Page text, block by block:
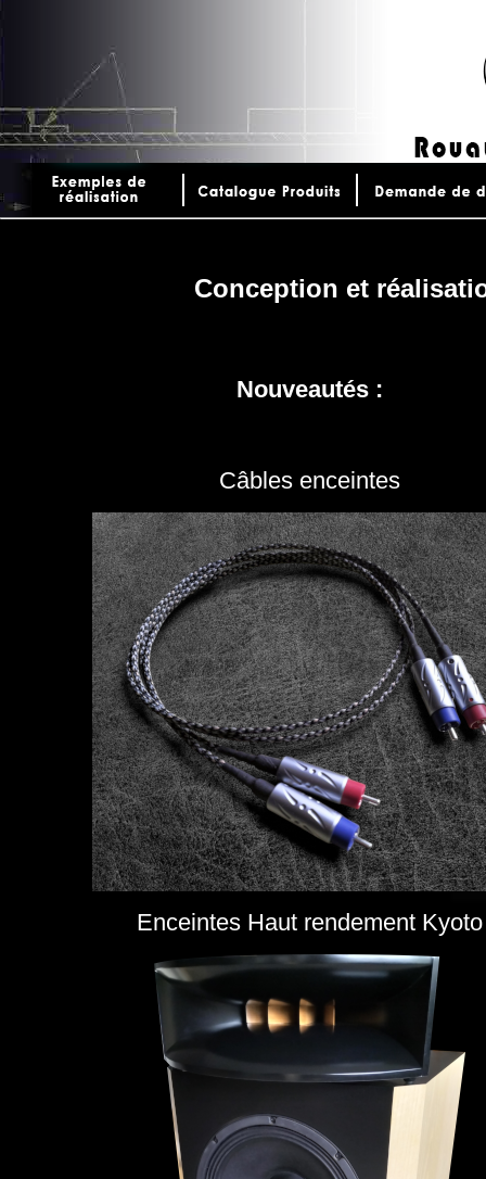
Conception et
Nouveautés :
Câbles enceintes
Enceintes Haut rendement Kyoto